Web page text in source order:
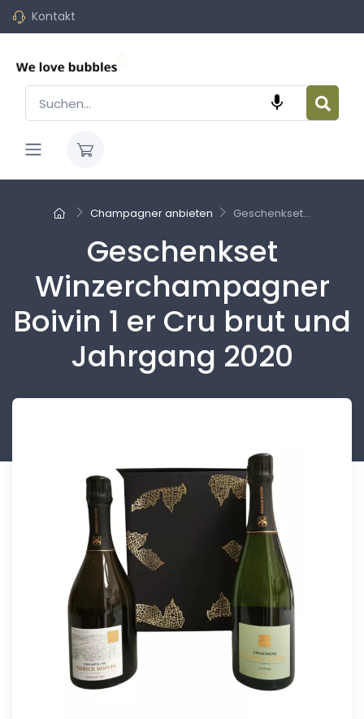
Kontakt

Champagner anbieten Geschenkset...
Geschenkset
Winzerchampagner
Boivin 1 er Cru brut und
Jahrgang 2020